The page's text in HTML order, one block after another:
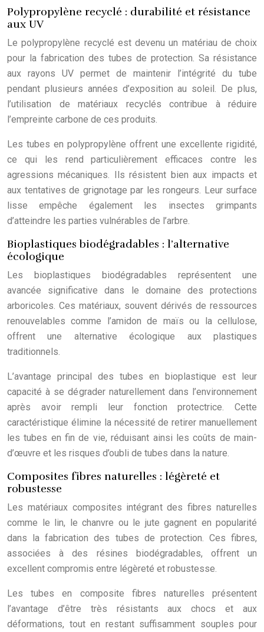
Polypropylène recyclé : durabilité et résistance
aux UV
Le polypropylène recyclé est devenu un matériau de choix
pour la fabrication des tubes de protection. Sa résistance
aux rayons UV permet de maintenir l’intégrité du tube
pendant plusieurs années d’exposition au soleil. De plus,
l’utilisation de matériaux recyclés contribue à réduire
l’empreinte carbone de ces produits.
Les tubes en polypropylène offrent une excellente rigidité,
ce qui les rend particulièrement efficaces contre les
agressions mécaniques. Ils résistent bien aux impacts et
aux tentatives de grignotage par les rongeurs. Leur surface
lisse empêche également les insectes grimpants
d’atteindre les parties vulnérables de l’arbre.
Bioplastiques biodégradables : l’alternative
écologique
Les bioplastiques biodégradables représentent une
avancée significative dans le domaine des protections
arboricoles. Ces matériaux, souvent dérivés de ressources
renouvelables comme l’amidon de maïs ou la cellulose,
offrent une alternative écologique aux plastiques
traditionnels.
L’avantage principal des tubes en bioplastique est leur
capacité à se dégrader naturellement dans l’environnement
après avoir rempli leur fonction protectrice. Cette
caractéristique élimine la nécessité de retirer manuellement
les tubes en fin de vie, réduisant ainsi les coûts de main-
d’œuvre et les risques d’oubli de tubes dans la nature.
Composites fibres naturelles : légèreté et
robustesse
Les matériaux composites intégrant des fibres naturelles
comme le lin, le chanvre ou le jute gagnent en popularité
dans la fabrication des tubes de protection. Ces fibres,
associées à des résines biodégradables, offrent un
excellent compromis entre légèreté et robustesse.
Les tubes en composite fibres naturelles présentent
l’avantage d’être très résistants aux chocs et aux
déformations, tout en restant suffisamment souples pour